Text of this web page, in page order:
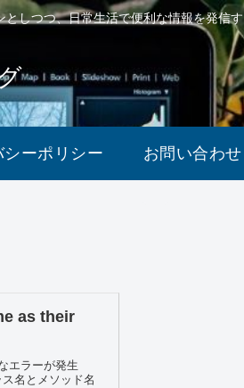
しつつ、日常生活で便利な情報を発信
シーポリシー お問い合わせ
as their
エラーが発生
名とメソッド名